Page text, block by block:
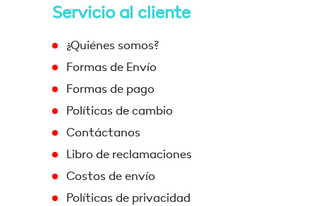
Servicio al cliente
¿Quiénes somos?
Formas de Envío
Formas de pago
Políticas de cambio
Contáctanos
Libro de reclamaciones
Costos de envío
Políticas de privacidad